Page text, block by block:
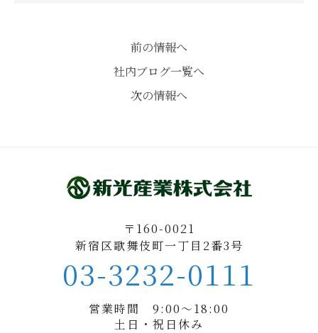
前の情報へ
社内ブログ一覧へ
次の情報へ
〒160-0021
新宿区歌舞伎町一丁目2番3号
03-3232-0111
営業時間 9:00〜18:00
土日・祝日休み